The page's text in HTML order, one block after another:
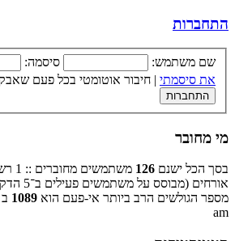
התחברות
שם משתמש: סיסמה:
את סיסמתי | חיבור אוטומטי בכל פעם
מי מחובר
בסך הכל ישנם 126
אורחים (מבוסס על משתמשים פעילים ב־5 הדקות האחרונות)
מספר הגולשים הרב ביותר אי-פעם הוא 1089
am